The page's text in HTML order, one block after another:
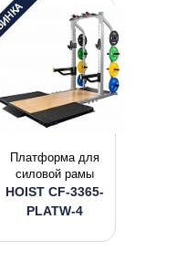
Платформа для
силовой рамы
HOIST CF-3365-
PLATW-4